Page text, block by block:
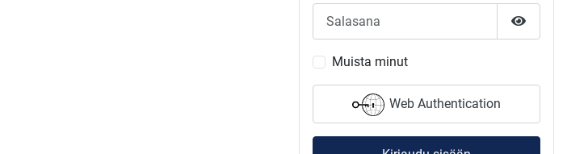
Näytä
Muista minut
Web Authentication